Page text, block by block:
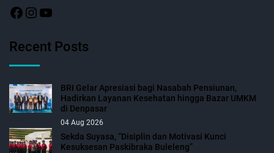
Recent Posts
BRI Gelar Apresiasi bagi Nasabah Pensiunan,
Hadirkan Layanan Kesehatan hingga Bazar UMKM
di Denpasar
04 Aug 2026
Sekda Suyasa, “Disiplin dan Motivasi Kunci
Kesuksesan Paskibraka Buleleng”